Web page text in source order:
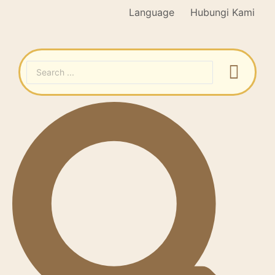
Language Hubungi Kami